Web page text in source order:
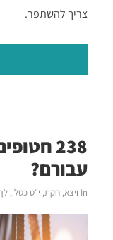
צריך להשתפר.
238
עבורם?
In ויצא, חקת, י״ט כסלו,